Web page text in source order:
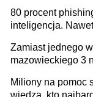
80 procent
inteligencja.
Zamiast jednego
mazowieckiego 3
Europie nie ma
Miliony na pomoc